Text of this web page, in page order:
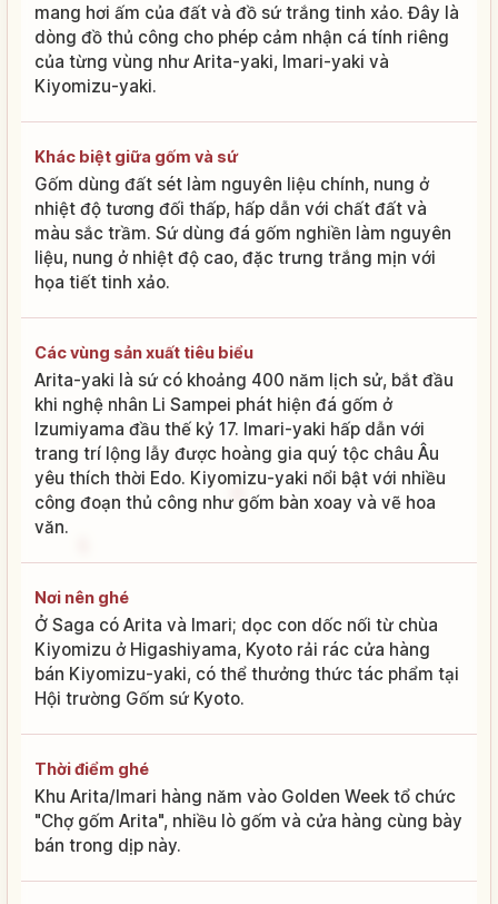
mang hơi ấm của đất và đồ sứ trắng tinh xảo. Đây là
dòng đồ thủ công cho phép cảm nhận cá tính riêng
của từng vùng như Arita-yaki, Imari-yaki và
Kiyomizu-yaki.
Khác biệt giữa gốm và sứ
Gốm dùng đất sét làm nguyên liệu chính, nung ở
nhiệt độ tương đối thấp, hấp dẫn với chất đất và
màu sắc trầm. Sứ dùng đá gốm nghiền làm nguyên
liệu, nung ở nhiệt độ cao, đặc trưng trắng mịn với
họa tiết tinh xảo.
Các vùng sản xuất tiêu biểu
Arita-yaki là sứ có khoảng 400 năm lịch sử, bắt đầu
khi nghệ nhân Li Sampei phát hiện đá gốm ở
Izumiyama đầu thế kỷ 17. Imari-yaki hấp dẫn với
trang trí lộng lẫy được hoàng gia quý tộc châu Âu
yêu thích thời Edo. Kiyomizu-yaki nổi bật với nhiều
công đoạn thủ công như gốm bàn xoay và vẽ hoa
văn.
Nơi nên ghé
Ở Saga có Arita và Imari; dọc con dốc nối từ chùa
Kiyomizu ở Higashiyama, Kyoto rải rác cửa hàng
bán Kiyomizu-yaki, có thể thưởng thức tác phẩm tại
Hội trường Gốm sứ Kyoto.
Thời điểm ghé
Khu Arita/Imari hàng năm vào Golden Week tổ chức
"Chợ gốm Arita", nhiều lò gốm và cửa hàng cùng bày
bán trong dịp này.